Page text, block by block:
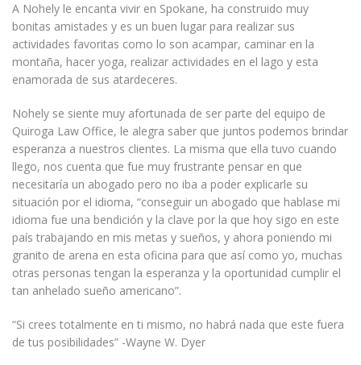
A Nohely le encanta vivir en Spokane, ha construido muy
bonitas amistades y es un buen lugar para realizar sus
actividades favoritas como lo son acampar, caminar en la
montaña, hacer yoga, realizar actividades en el lago y esta
enamorada de sus atardeceres.
Nohely se siente muy afortunada de ser parte del equipo de
Quiroga Law Office, le alegra saber que juntos podemos brindar
esperanza a nuestros clientes. La misma que ella tuvo cuando
llego, nos cuenta que fue muy frustrante pensar en que
necesitaría un abogado pero no iba a poder explicarle su
situación por el idioma, “conseguir un abogado que hablase mi
idioma fue una bendición y la clave por la que hoy sigo en este
país trabajando en mis metas y sueños, y ahora poniendo mi
granito de arena en esta oficina para que así como yo, muchas
otras personas tengan la esperanza y la oportunidad cumplir el
tan anhelado sueño americano”.
“Si crees totalmente en ti mismo, no habrá nada que este fuera
de tus posibilidades” -Wayne W. Dyer